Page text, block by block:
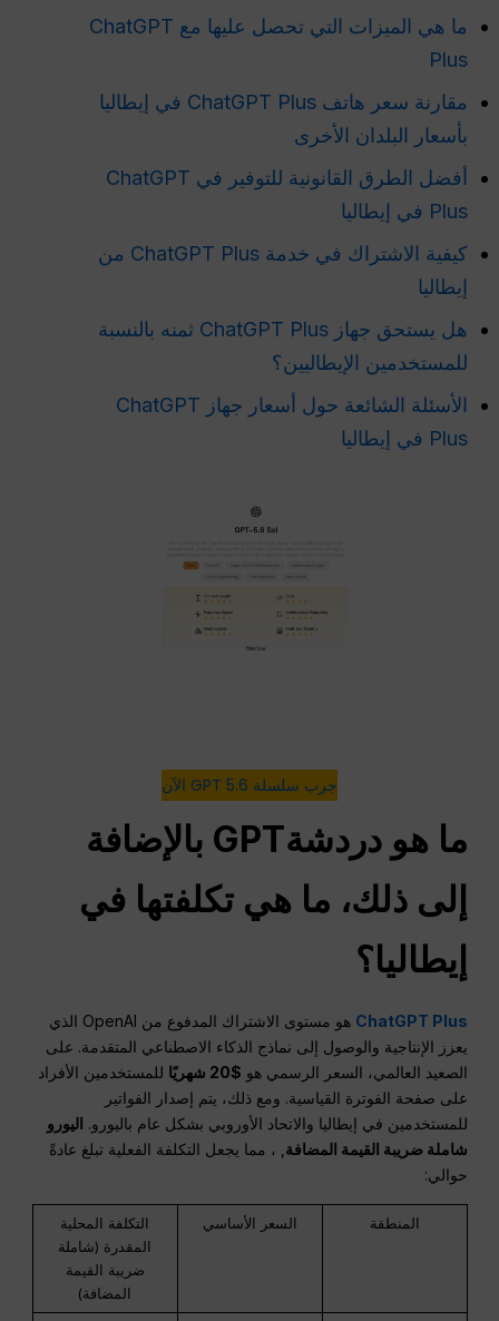
ما هي الميزات التي تحصل عليها مع ChatGPT
Plus
مقارنة سعر هاتف ChatGPT Plus في إيطاليا
بأسعار البلدان الأخرى
أفضل الطرق القانونية للتوفير في ChatGPT
Plus في إيطاليا
كيفية الاشتراك في خدمة ChatGPT Plus من
إيطاليا
هل يستحق جهاز ChatGPT Plus ثمنه بالنسبة
للمستخدمين الإيطاليين؟
الأسئلة الشائعة حول أسعار جهاز ChatGPT
Plus في إيطاليا
جرب سلسلة GPT 5.6 الآن
ما هودردشةGPT
بالإضافة
إلى ذلك، ما هي تكلفتها في
إيطاليا؟
ChatGPT Plus
هو مستوى الاشتراك المدفوع من OpenAI الذي
يعزز الإنتاجية والوصول إلى نماذج الذكاء الاصطناعي المتقدمة. على
الصعيد العالمي، السعر الرسمي هو $20 شهريًا
للمستخدمين الأفراد
على صفحة الفوترة القياسية. ومع ذلك، يتم إصدار الفواتير
للمستخدمين في إيطاليا والاتحاد الأوروبي بشكل عام باليورو. اليورو
شاملة ضريبة القيمة المضافة, ، مما يجعل التكلفة الفعلية تبلغ عادةً
حوالي:
المنطقة السعر الأساسي
التكلفة المحلية
المقدرة (شاملة
ضريبة القيمة
المضافة)